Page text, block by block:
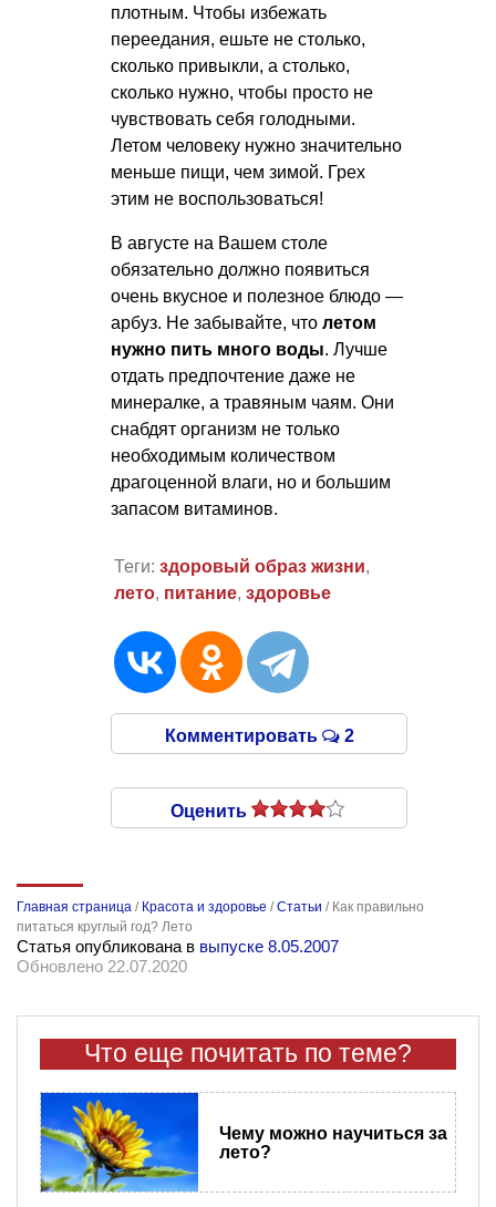
плотным. Чтобы избежать
переедания, ешьте не столько,
сколько привыкли, а столько,
сколько нужно, чтобы просто не
чувствовать себя голодными.
Летом человеку нужно значительно
меньше пищи, чем зимой. Грех
этим не воспользоваться!
В августе на Вашем столе
обязательно должно появиться
очень вкусное и полезное блюдо —
арбуз. Не забывайте, что летом
нужно пить много воды. Лучше
отдать предпочтение даже не
минералке, а травяным чаям. Они
снабдят организм не только
необходимым количеством
драгоценной влаги, но и большим
запасом витаминов.
Теги: здоровый образ жизни,
лето, питание, здоровье
Комментировать 2
Оценить
Главная страница / Красота и здоровье /Статьи / Как правильно
питаться круглый год? Лето
Статья опубликована в выпуске 8.05.2007
Обновлено 22.07.2020
Что еще почитать по теме?
Чему можно научиться за
лето?